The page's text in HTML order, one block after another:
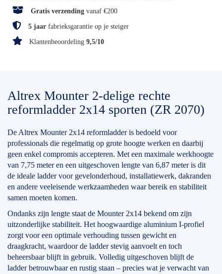
Gratis verzending vanaf €200
5 jaar fabrieksgarantie op je steiger
Klantenbeoordeling 9,5/10
Altrex Mounter 2-delige rechte
reformladder 2x14 sporten (ZR 2070)
De Altrex Mounter 2x14 reformladder is bedoeld voor
professionals die regelmatig op grote hoogte werken en daarbij
geen enkel compromis accepteren. Met een maximale werkhoogte
van 7,75 meter en een uitgeschoven lengte van 6,87 meter is dit
de ideale ladder voor gevelonderhoud, installatiewerk, dakranden
en andere veeleisende werkzaamheden waar bereik en stabiliteit
samen moeten komen.
Ondanks zijn lengte staat de Mounter 2x14 bekend om zijn
uitzonderlijke stabiliteit. Het hoogwaardige aluminium I-profiel
zorgt voor een optimale verhouding tussen gewicht en
draagkracht, waardoor de ladder stevig aanvoelt en toch
beheersbaar blijft in gebruik. Volledig uitgeschoven blijft de
ladder betrouwbaar en rustig staan – precies wat je verwacht van